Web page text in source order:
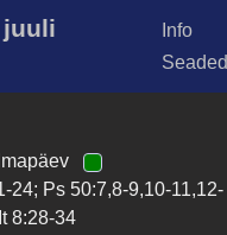
juuli
Info
Seaded
24; Ps 50:7,8-9,10-11,12-
8:28-34